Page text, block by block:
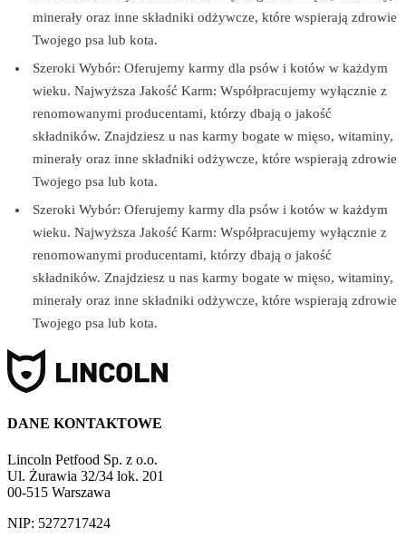
minerały oraz inne składniki odżywcze, które wspierają zdrowie
Twojego psa lub kota.
Szeroki Wybór: Oferujemy karmy dla psów i kotów w każdym
wieku. Najwyższa Jakość Karm: Współpracujemy wyłącznie z
renomowanymi producentami, którzy dbają o jakość
składników. Znajdziesz u nas karmy bogate w mięso, witaminy,
minerały oraz inne składniki odżywcze, które wspierają zdrowie
Twojego psa lub kota.
Szeroki Wybór: Oferujemy karmy dla psów i kotów w każdym
wieku. Najwyższa Jakość Karm: Współpracujemy wyłącznie z
renomowanymi producentami, którzy dbają o jakość
składników. Znajdziesz u nas karmy bogate w mięso, witaminy,
minerały oraz inne składniki odżywcze, które wspierają zdrowie
Twojego psa lub kota.
DANE KONTAKTOWE
Lincoln Petfood Sp. z o.o.
Ul. Żurawia 32/34 lok. 201
00-515 Warszawa
NIP: 5272717424